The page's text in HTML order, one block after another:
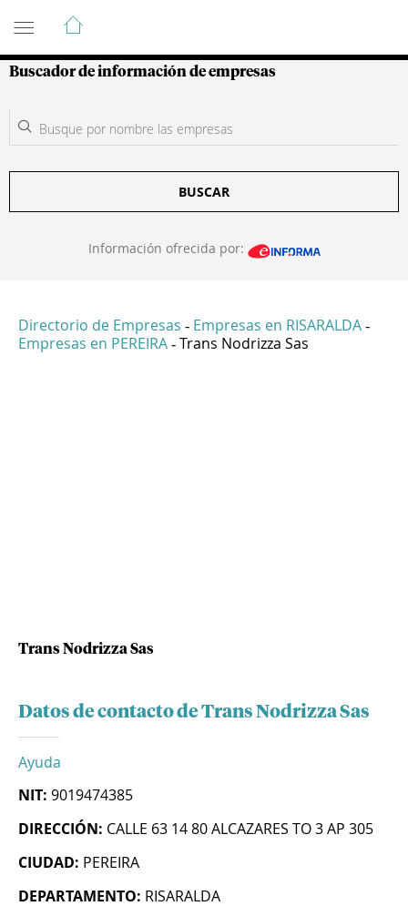
Guía de Empresas Colombianas
Buscador de información de empresas
BUSCAR
Información ofrecida por:
Directorio de Empresas - Empresas en RISARALDA -
Empresas en PEREIRA - Trans Nodrizza Sas
Trans Nodrizza Sas
Datos de contacto de Trans Nodrizza Sas
Ayuda
NIT: 9019474385
DIRECCIÓN: CALLE 63 14 80 ALCAZARES TO 3 AP 305
CIUDAD: PEREIRA
DEPARTAMENTO: RISARALDA